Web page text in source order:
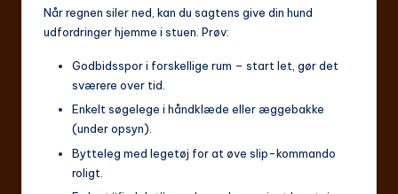
Når regnen siler ned, kan du sagtens give din hund
udfordringer hjemme i stuen. Prøv:
Godbidsspor i forskellige rum – start let, gør det
sværere over tid.
Enkelt søgelege i håndklæde eller æggebakke
(under opsyn).
Bytteleg med legetøj for at øve slip-kommando
roligt.